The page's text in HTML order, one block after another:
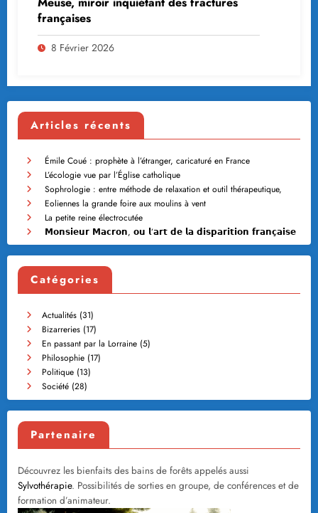
françaises
8 Février 2026
Articles récents
Émile Coué : prophète à l’étranger, caricaturé en France
L’écologie vue par l’Église catholique
Sophrologie : entre méthode de relaxation et outil thérapeutique,
Eoliennes la grande foire aux moulins à vent
La petite reine électrocutée
𝗠𝗼𝗻𝘀𝗶𝗲𝘂𝗿 𝗠𝗮𝗰𝗿𝗼𝗻, 𝗼𝘂 𝗹’𝗮𝗿𝘁 𝗱𝗲 𝗹𝗮 𝗱𝗶𝘀𝗽𝗮𝗿𝗶𝘁𝗶𝗼𝗻 𝗳𝗿𝗮𝗻𝗰̧𝗮𝗶𝘀𝗲
Catégories
Actualités (31)
Bizarreries (17)
En passant par la Lorraine (5)
Philosophie (17)
Politique (13)
Société (28)
Partenaire
Découvrez les bienfaits des bains de forêts appelés aussi
Sylvothérapie. Possibilités de sorties en groupe, de conférences et de
formation d’animateur.